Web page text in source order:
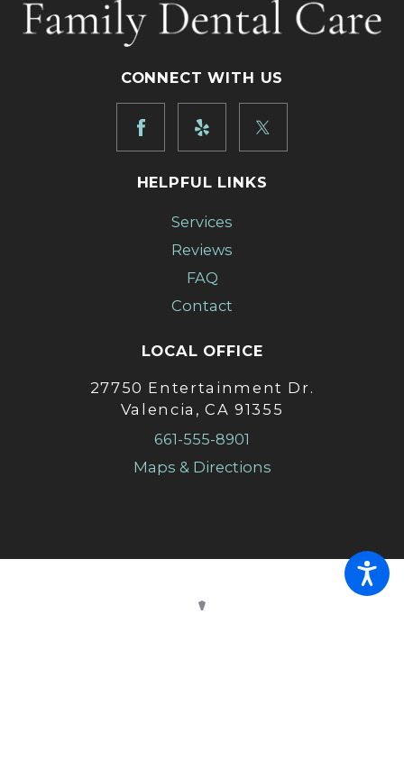
HELPFUL LINKS
Services
Reviews
FAQ
Contact
LOCAL OFFICE
27750 Entertainment Dr.
Valencia, CA 91355
661-555-8901
Maps & Directions
CONNECT WITH US